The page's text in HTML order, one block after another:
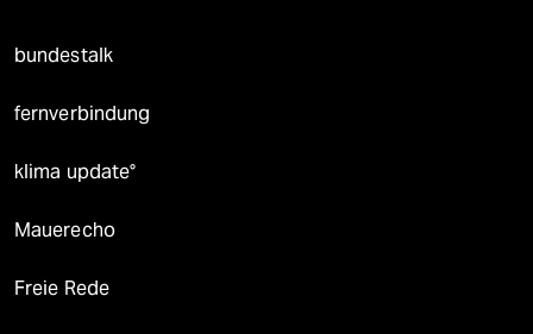
bundestalk
fernverbindung
klima update°
Mauerecho
Freie Rede